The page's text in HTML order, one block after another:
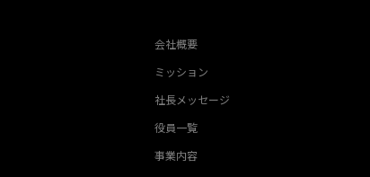
会社概要
ミッション
社長メッセージ
役員一覧
事業内容